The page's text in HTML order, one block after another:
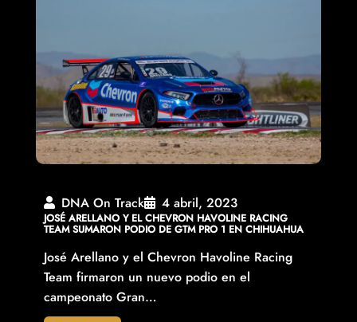
DNA On Track 4 abril, 2023
JOSÉ ARELLANO Y EL CHEVRON HAVOLINE RACING
TEAM SUMARON PODIO DE GTM PRO 1 EN CHIHUAHUA
José Arellano y el Chevron Havoline Racing
Team firmaron un nuevo podio en el
campeonato Gran…